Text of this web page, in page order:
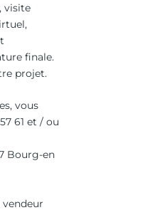
visite
finale.
projet.
vous
61 et / ou
Bourg-en
vendeur